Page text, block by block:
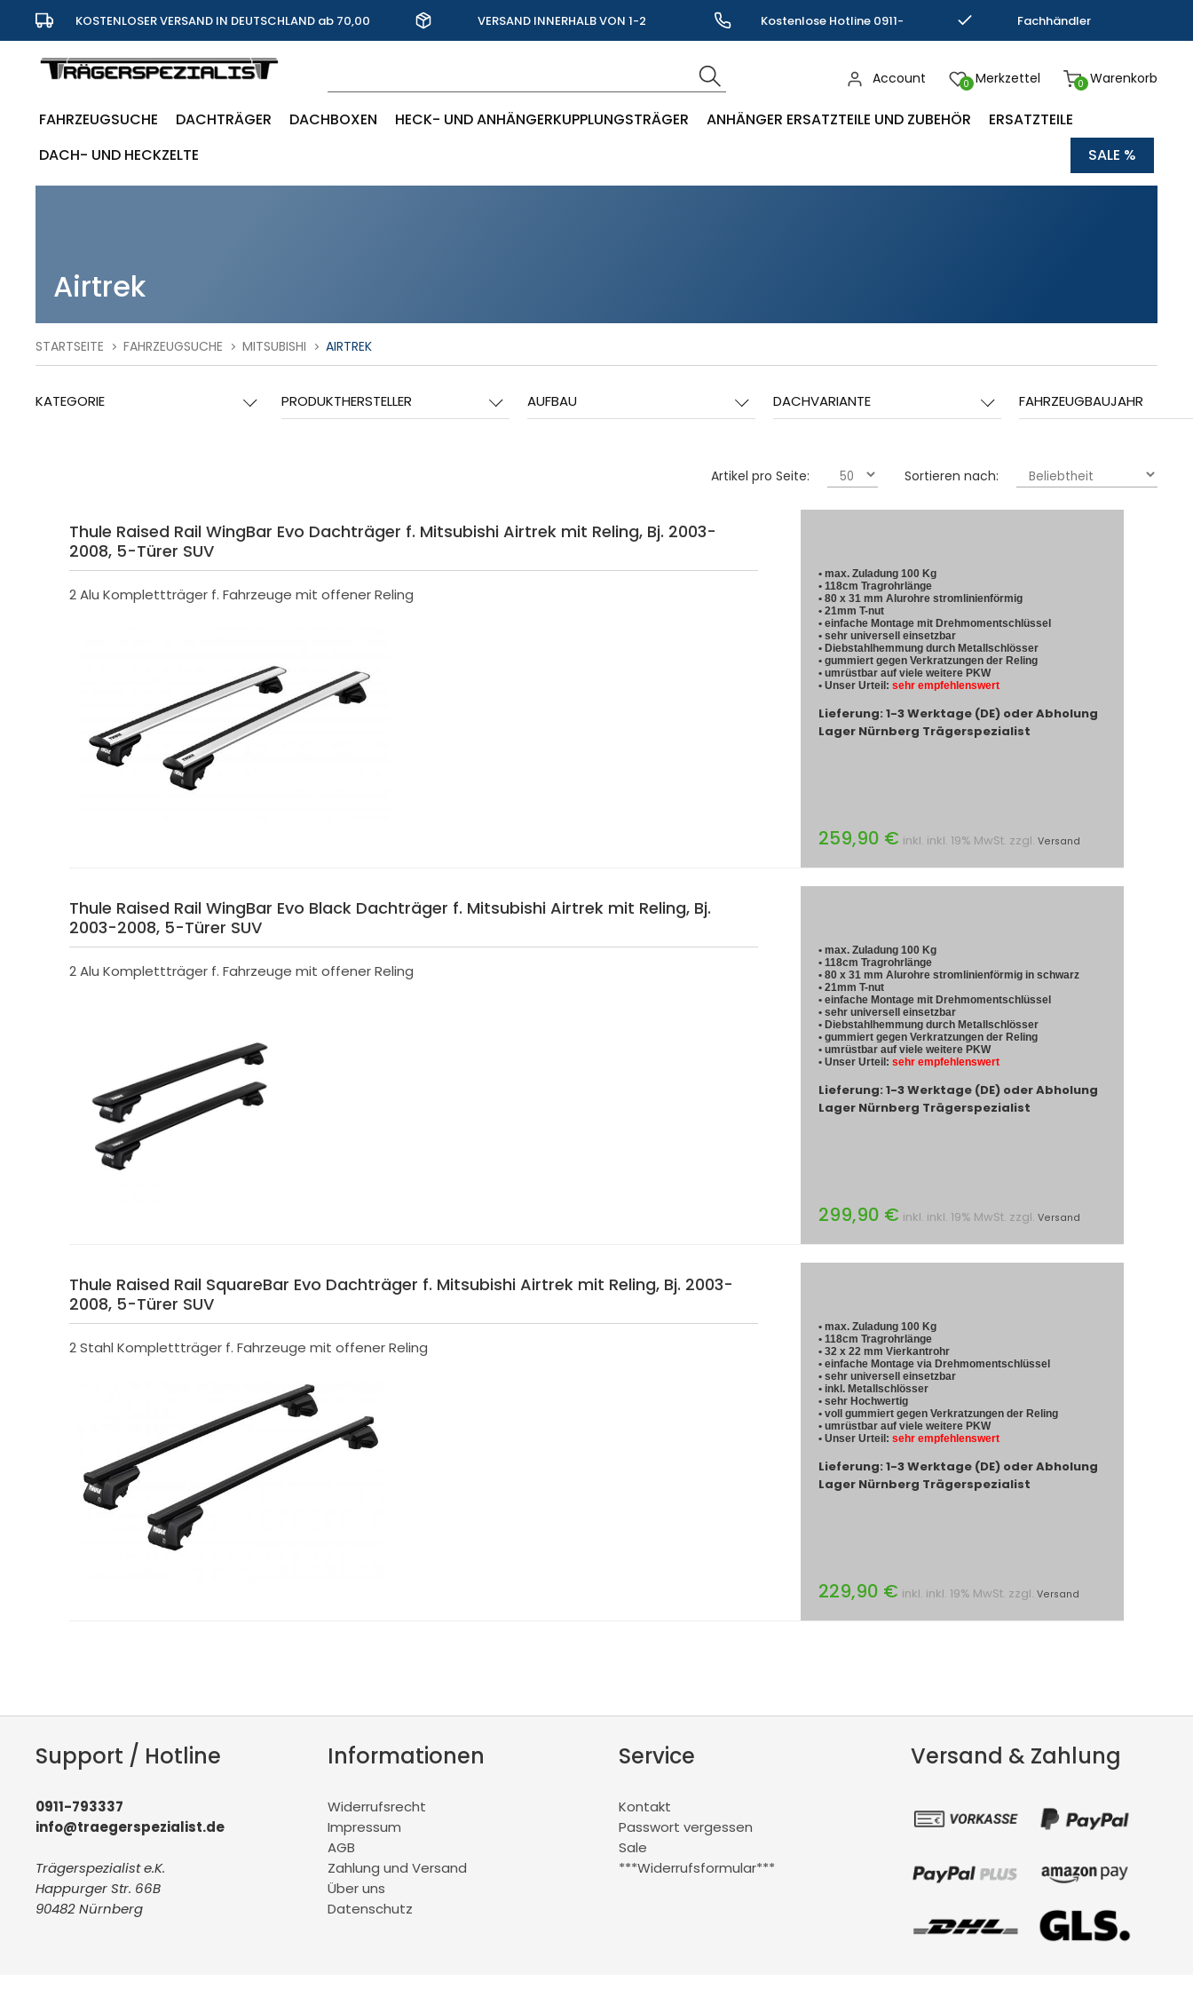
KOSTENLOSER VERSAND IN DEUTSCHLAND ab 70,00
Euro
VERSAND INNERHALB VON 1-2 Kostenlose Hotline 0911- Fachhändler
0 Warenkorb
0 Merkzettel
Account
FAHRZEUGSUCHE DACHTRÄGER DACHBOXEN HECK- UND ANHÄNGERKUPPLUNGSTRÄGER ANHÄNGER ERSATZTEILE UND ZUBEHÖR
ERSATZTEILE
DACH- UND HECKZELTE
SALE %
Airtrek
STARTSEITE FAHRZEUGSUCHE MITSUBISHI AIRTREK
KATEGORIE PRODUKTHERSTELLER AUFBAU DACHVARIANTE FAHRZEUGBAUJAHR
Sortieren nach:
Artikel pro Seite:
Thule Raised Rail WingBar Evo Dachträger f. Mitsubishi Airtrek mit Reling, Bj. 2003-
2008, 5-Türer SUV
2 Alu Komplettträger f. Fahrzeuge mit offener Reling
• max. Zuladung 100 Kg
• 118cm Tragrohrlänge
• 80 x 31 mm Alurohre stromlinienförmig
• 21mm T-nut
• einfache Montage mit Drehmomentschlüssel
• sehr universell einsetzbar
• Diebstahlhemmung durch Metallschlösser
• gummiert gegen Verkratzungen der Reling
• umrüstbar auf viele weitere PKW
• Unser Urteil: sehr empfehlenswert
Lieferung: 1-3 Werktage (DE) oder Abholung
Lager Nürnberg Trägerspezialist
259,90 € inkl. inkl. 19% MwSt. zzgl. Versand
Thule Raised Rail WingBar Evo Black Dachträger f. Mitsubishi Airtrek mit Reling, Bj.
2003-2008, 5-Türer SUV
2 Alu Komplettträger f. Fahrzeuge mit offener Reling
• max. Zuladung 100 Kg
• 118cm Tragrohrlänge
• 80 x 31 mm Alurohre stromlinienförmig in schwarz
• 21mm T-nut
• einfache Montage mit Drehmomentschlüssel
• sehr universell einsetzbar
• Diebstahlhemmung durch Metallschlösser
• gummiert gegen Verkratzungen der Reling
• umrüstbar auf viele weitere PKW
• Unser Urteil: sehr empfehlenswert
Lieferung: 1-3 Werktage (DE) oder Abholung
Lager Nürnberg Trägerspezialist
299,90 € inkl. inkl. 19% MwSt. zzgl. Versand
Thule Raised Rail SquareBar Evo Dachträger f. Mitsubishi Airtrek mit Reling, Bj. 2003-
2008, 5-Türer SUV
2 Stahl Komplettträger f. Fahrzeuge mit offener Reling
• max. Zuladung 100 Kg
• 118cm Tragrohrlänge
• 32 x 22 mm Vierkantrohr
• einfache Montage via Drehmomentschlüssel
• sehr universell einsetzbar
• inkl. Metallschlösser
• sehr Hochwertig
• voll gummiert gegen Verkratzungen der Reling
• umrüstbar auf viele weitere PKW
• Unser Urteil: sehr empfehlenswert
Lieferung: 1-3 Werktage (DE) oder Abholung
Lager Nürnberg Trägerspezialist
229,90 € inkl. inkl. 19% MwSt. zzgl. Versand
Support / Hotline
0911-793337
info@traegerspezialist.de
Trägerspezialist e.K.
Happurger Str. 66B
90482 Nürnberg
Informationen
Widerrufsrecht
Impressum
AGB
Zahlung und Versand
Über uns
Datenschutz
Service
Kontakt
Passwort vergessen
Sale
***Widerrufsformular***
Versand & Zahlung